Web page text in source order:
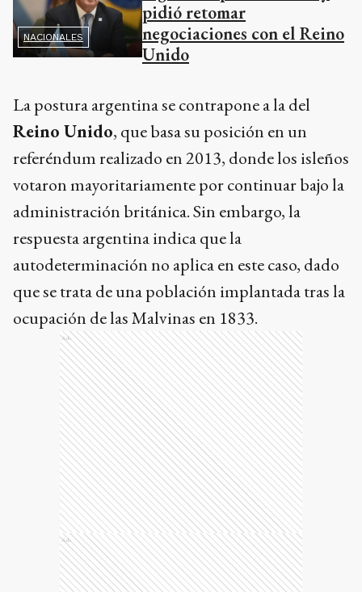
NACIONALES
pidió retomar
negociaciones con el Reino
Unido
La postura argentina se contrapone a la del
Reino Unido, que basa su posición en un
referéndum realizado en 2013, donde los isleños
votaron mayoritariamente por continuar bajo la
administración británica. Sin embargo, la
respuesta argentina indica que la
autodeterminación no aplica en este caso, dado
que se trata de una población implantada tras la
ocupación de las Malvinas en 1833.
Ads
Ads